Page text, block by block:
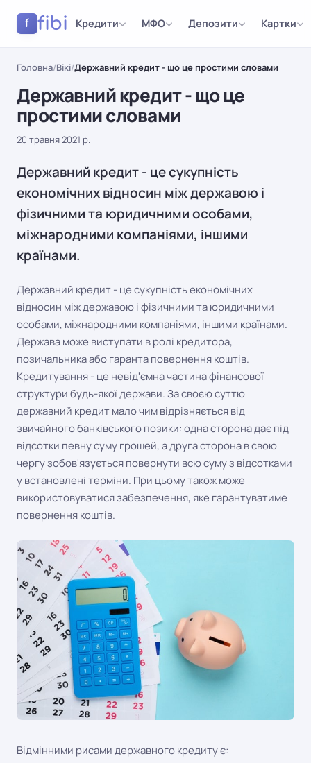
f fibi Кредити МФО Депозити Картки
Головна/Вікі/Державний кредит - що це простими словами
Державний кредит - що це
простими словами
20 травня 2021 р.
Державний кредит - це сукупність
економічних відносин між державою і
фізичними та юридичними особами,
міжнародними компаніями, іншими
країнами.
Державний кредит - це сукупність економічних
відносин між державою і фізичними та юридичними
особами, міжнародними компаніями, іншими країнами.
Держава може виступати в ролі кредитора,
позичальника або гаранта повернення коштів.
Кредитування - це невід'ємна частина фінансової
структури будь-якої держави. За своєю суттю
державний кредит мало чим відрізняється від
звичайного банківського позики: одна сторона дає під
відсотки певну суму грошей, а друга сторона в свою
чергу зобов'язується повернути всю суму з відсотками
у встановлені терміни. При цьому також може
використовуватися забезпечення, яке гарантуватиме
повернення коштів.
Відмінними рисами державного кредиту є: